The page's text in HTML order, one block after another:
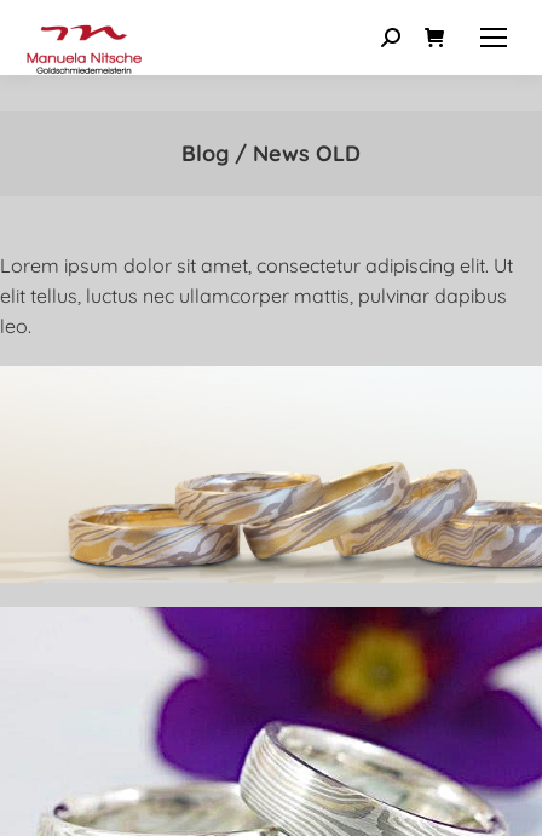
Blog / News OLD
Lorem ipsum dolor sit amet, consectetur adipiscing elit. Ut
elit tellus, luctus nec ullamcorper mattis, pulvinar dapibus
leo.